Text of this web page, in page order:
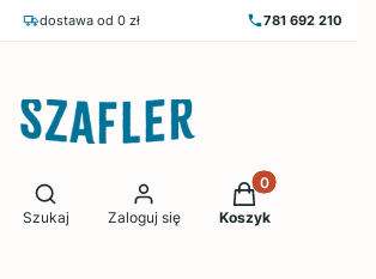
dostawa od 0 zł 781 692 210
Otwórz wyszukiwarkę
Szukaj Zaloguj się
Produkty w
Koszyk